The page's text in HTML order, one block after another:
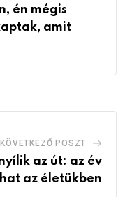
én mégis
amit
KÖVETKEZŐ POSZT
az út: az év
az életükben